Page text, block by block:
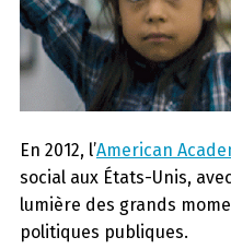
En 2012, l’American
social aux États-Unis,
lumière des grands
politiques publiques.